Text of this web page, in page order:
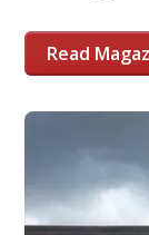
Read